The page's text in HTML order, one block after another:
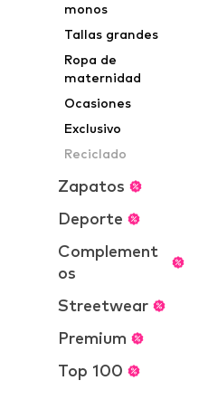
monos
Tallas grandes
Ropa de
maternidad
Ocasiones
Exclusivo
Reciclado
Zapatos
Deporte
Complement
os
Streetwear
Premium
Top 100